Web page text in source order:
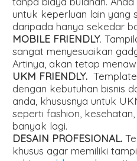
untuk keperluan lain yang
daripada hanya sekedar
MOBILE FRIENDLY.
sangat menyesuaikan
Artinya, akan tetap
UKM FRIENDLY.
dengan kebutuhan bisnis
anda, khususnya untuk
seperti fashion,
banyak lagi.
DESAIN PROFESIONAL.
khusus agar memiliki